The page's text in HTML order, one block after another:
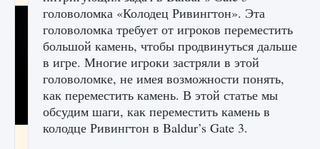
Как получить Thunder Egg в Stardew Valley
головоломка «Колодец Ривингтон». Эта
головоломка требует от игроков переместить
большой камень, чтобы продвинуться дальше
в игре. Многие игроки застряли в этой
головоломке, не имея возможности понять,
как переместить камень. В этой статье мы
обсудим шаги, как переместить камень в
колодце Ривингтон в Baldur’s Gate 3.